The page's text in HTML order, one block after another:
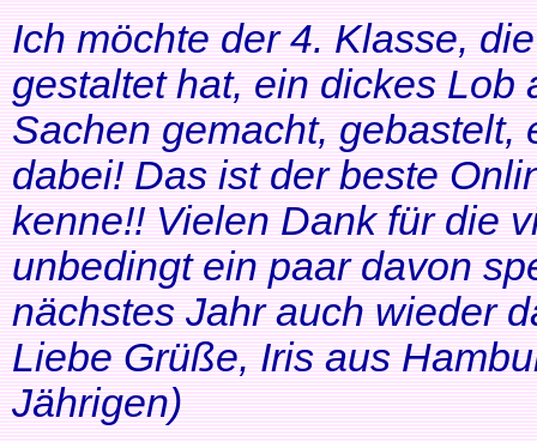
Ich möchte der 4. Klasse,
gestaltet hat, ein dickes Lob
Sachen gemacht, gebastelt,
dabei! Das ist der beste
kenne!! Vielen Dank für die
unbedingt ein paar davon
nächstes Jahr auch wieder
Liebe Grüße, Iris aus
Jährigen)